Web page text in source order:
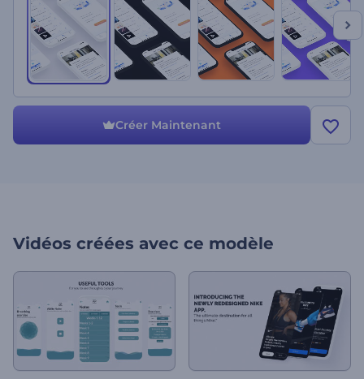
Créer Maintenant
Vidéos créées avec ce modèle